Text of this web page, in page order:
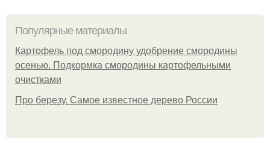
Популярные материалы
Картофель под смородину удобрение смородины
осенью. Подкормка смородины картофельными
очистками
Про березу. Самое известное дерево России